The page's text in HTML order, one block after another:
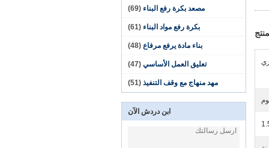
مصعد بكرة رفع البناء (69)
بكرة رفع مواد البناء (61)
بناء مادة يرفع مرفاع (48)
تعليق العمل الأساسي (47)
مهد منهاج مع وقف التنفيذ (51)
ابن دردش الآن